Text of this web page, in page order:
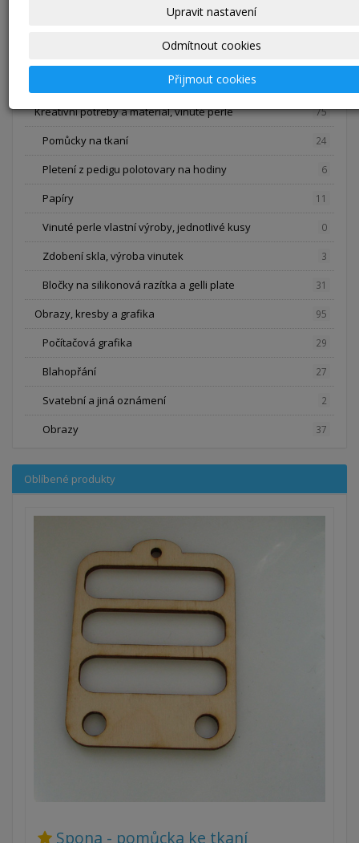
Halenky, trička, mikiny a šaty
Kreativní potřeby a materiál, vinuté perle 75
Pomůcky na tkaní 24
Pletení z pedigu polotovary na hodiny 6
Papíry 11
Vinuté perle vlastní výroby, jednotlivé kusy 0
Zdobení skla, výroba vinutek 3
Bločky na silikonová razítka a gelli plate 31
Obrazy, kresby a grafika 95
Počítačová grafika 29
Blahopřání 27
Svatební a jiná oznámení 2
Obrazy 37
Oblíbené produkty
Spona - pomůcka ke tkaní
Upravit nastavení
Odmítnout cookies
Přijmout cookies